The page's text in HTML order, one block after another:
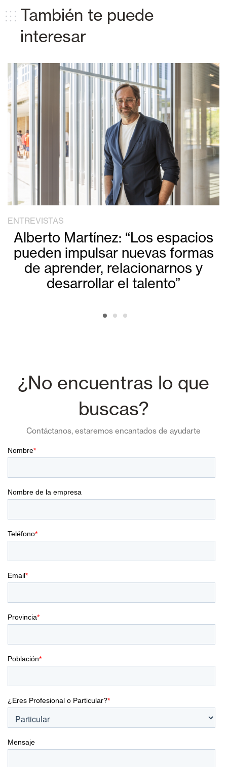
También te puede
interesar
ENTREVISTAS
Alberto Martínez: “Los espacios
pueden impulsar nuevas formas
de aprender, relacionarnos y
desarrollar el talento”
¿No encuentras lo que
buscas?
Contáctanos, estaremos encantados de ayudarte